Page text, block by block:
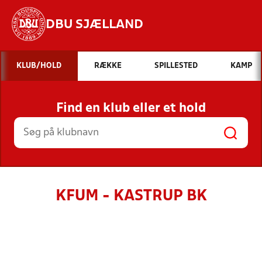
DBU SJÆLLAND
Hvad vil du søge efter?
INDHOLD OG NYHEDER
STILLINGER, RESULTATER, KLUBBER OG
HOLD
KLUB/HOLD RÆKKE SPILLESTED KAMP
Find en klub eller et hold
KFUM - KASTRUP BK